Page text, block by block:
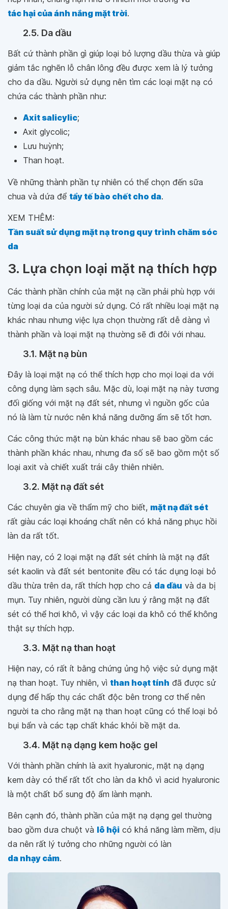
tác hại của ánh nắng mặt trời.
2.5. Da dầu
Bất cứ thành phần gì giúp loại bỏ lượng dầu thừa và giúp
giảm tắc nghẽn lỗ chân lông đều được xem là lý tưởng
cho da dầu. Người sử dụng nên tìm các loại mặt nạ có
chứa các thành phần như:
Axit salicylic;
Axit glycolic;
Lưu huỳnh;
Than hoạt.
Về những thành phần tự nhiên có thể chọn đến sữa
chua và dứa để tẩy tế bào chết cho da.
XEM THÊM:
Tần suất sử dụng mặt nạ trong quy trình chăm sóc
da
3. Lựa chọn loại mặt nạ thích hợp
Các thành phần chính của mặt nạ cần phải phù hợp với
từng loại da của người sử dụng. Có rất nhiều loại mặt nạ
khác nhau nhưng việc lựa chọn thường rất dễ dàng vì
thành phần và loại mặt nạ thường sẽ đi đôi với nhau.
3.1. Mặt nạ bùn
Đây là loại mặt nạ có thể thích hợp cho mọi loại da với
công dụng làm sạch sâu. Mặc dù, loại mặt nạ này tương
đối giống với mặt nạ đất sét, nhưng vì nguồn gốc của
nó là làm từ nước nên khả năng dưỡng ẩm sẽ tốt hơn.
Các công thức mặt nạ bùn khác nhau sẽ bao gồm các
thành phần khác nhau, nhưng đa số sẽ bao gồm một số
loại axit và chiết xuất trái cây thiên nhiên.
3.2. Mặt nạ đất sét
Các chuyên gia về thẩm mỹ cho biết, mặt nạ đất sét
rất giàu các loại khoáng chất nên có khả năng phục hồi
làn da rất tốt.
Hiện nay, có 2 loại mặt nạ đất sét chính là mặt nạ đất
sét kaolin và đất sét bentonite đều có tác dụng loại bỏ
dầu thừa trên da, rất thích hợp cho cả da dầu và da bị
mụn. Tuy nhiên, người dùng cần lưu ý rằng mặt nạ đất
sét có thể hơi khô, vì vậy các loại da khô có thể không
thật sự thích hợp.
3.3. Mặt nạ than hoạt
Hiện nay, có rất ít bằng chứng ủng hộ việc sử dụng mặt
nạ than hoạt. Tuy nhiên, vì than hoạt tính đã được sử
dụng để hấp thụ các chất độc bên trong cơ thể nên
người ta cho rằng mặt nạ than hoạt cũng có thể loại bỏ
bụi bẩn và các tạp chất khác khỏi bề mặt da.
3.4. Mặt nạ dạng kem hoặc gel
Với thành phần chính là axit hyaluronic, mặt nạ dạng
kem dày có thể rất tốt cho làn da khô vì acid hyaluronic
là một chất bổ sung độ ẩm lành mạnh.
Bên cạnh đó, thành phần của mặt nạ dạng gel thường
bao gồm dưa chuột và lô hội có khả năng làm mềm, dịu
da nên rất lý tưởng cho những người có làn
da nhạy cảm.